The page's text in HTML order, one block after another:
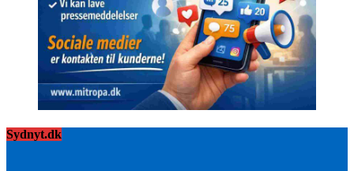
Sydnyt.dk